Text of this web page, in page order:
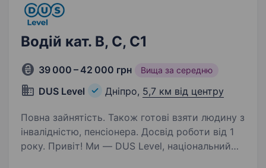
Водій кат. B, С, С1
39 000 – 42 000 грн Вища за середню
DUS Level Дніпро, 5,7 км від центру
Повна зайнятість. Також готові взяти людину з
інвалідністю, пенсіонера. Досвід роботи від 1
року. Привіт! Ми — DUS Level, національний